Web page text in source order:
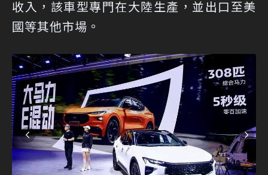
收入，該車型專門在大陸生產，並出口至美
國等其他市場。